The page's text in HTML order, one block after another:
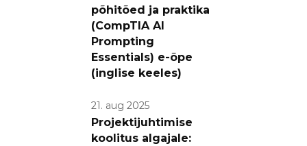
põhitõed ja praktika
(CompTIA AI
Prompting
Essentials) e-õpe
(inglise keeles)
21. aug 2025
Projektijuhtimise
koolitus algajale: